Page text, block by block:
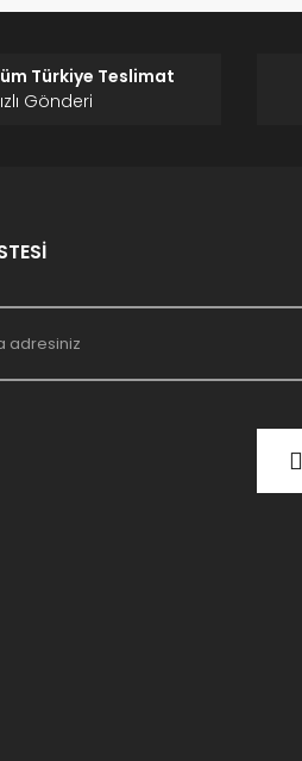
Türkiye Teslimat
Gönderi